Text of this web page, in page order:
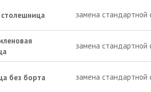
столешница замена стандартной
замена стандартной
без борта замена стандартной